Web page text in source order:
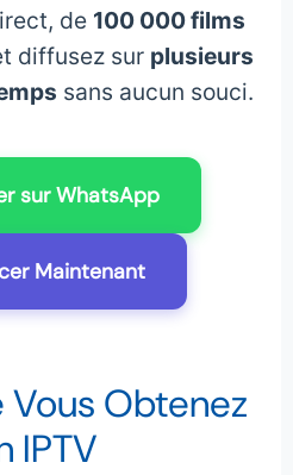
de 100 000 films
diffusez sur plusieurs
sans aucun souci.
sur WhatsApp
Maintenant
Vous Obtenez
IPTV